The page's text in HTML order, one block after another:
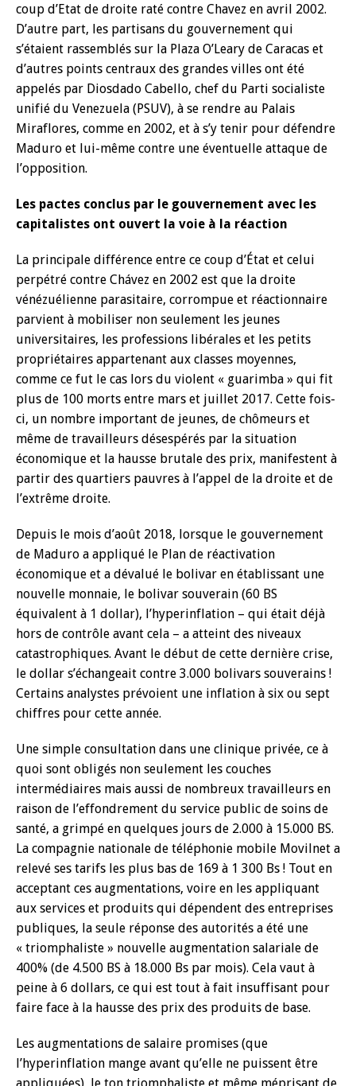
coup d’Etat de droite raté contre Chavez en avril 2002.
D’autre part, les partisans du gouvernement qui
s’étaient rassemblés sur la Plaza O’Leary de Caracas et
d’autres points centraux des grandes villes ont été
appelés par Diosdado Cabello, chef du Parti socialiste
unifié du Venezuela (PSUV), à se rendre au Palais
Miraflores, comme en 2002, et à s’y tenir pour défendre
Maduro et lui-même contre une éventuelle attaque de
l’opposition.
Les pactes conclus par le gouvernement avec les
capitalistes ont ouvert la voie à la réaction
La principale différence entre ce coup d’État et celui
perpétré contre Chávez en 2002 est que la droite
vénézuélienne parasitaire, corrompue et réactionnaire
parvient à mobiliser non seulement les jeunes
universitaires, les professions libérales et les petits
propriétaires appartenant aux classes moyennes,
comme ce fut le cas lors du violent « guarimba » qui fit
plus de 100 morts entre mars et juillet 2017. Cette fois-
ci, un nombre important de jeunes, de chômeurs et
même de travailleurs désespérés par la situation
économique et la hausse brutale des prix, manifestent à
partir des quartiers pauvres à l’appel de la droite et de
l’extrême droite.
Depuis le mois d’août 2018, lorsque le gouvernement
de Maduro a appliqué le Plan de réactivation
économique et a dévalué le bolivar en établissant une
nouvelle monnaie, le bolivar souverain (60 BS
équivalent à 1 dollar), l’hyperinflation – qui était déjà
hors de contrôle avant cela – a atteint des niveaux
catastrophiques. Avant le début de cette dernière crise,
le dollar s’échangeait contre 3.000 bolivars souverains !
Certains analystes prévoient une inflation à six ou sept
chiffres pour cette année.
Une simple consultation dans une clinique privée, ce à
quoi sont obligés non seulement les couches
intermédiaires mais aussi de nombreux travailleurs en
raison de l’effondrement du service public de soins de
santé, a grimpé en quelques jours de 2.000 à 15.000 BS.
La compagnie nationale de téléphonie mobile Movilnet a
relevé ses tarifs les plus bas de 169 à 1 300 Bs ! Tout en
acceptant ces augmentations, voire en les appliquant
aux services et produits qui dépendent des entreprises
publiques, la seule réponse des autorités a été une
« triomphaliste » nouvelle augmentation salariale de
400% (de 4.500 BS à 18.000 Bs par mois). Cela vaut à
peine à 6 dollars, ce qui est tout à fait insuffisant pour
faire face à la hausse des prix des produits de base.
Les augmentations de salaire promises (que
l’hyperinflation mange avant qu’elle ne puissent être